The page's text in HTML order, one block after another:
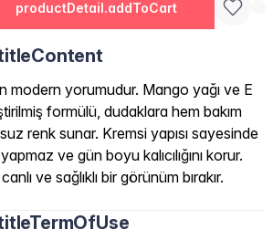
productDetail.addToCart
modern yorumudur. Mango yağı ve E
formülü, dudaklara hem bakım
renk sunar. Kremsi yapısı sayesinde
ve gün boyu kalıcılığını korur.
ve sağlıklı bir görünüm bırakır.